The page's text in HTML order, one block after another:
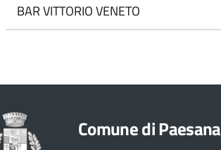
BAR VITTORIO VENETO
Comune di Paesana